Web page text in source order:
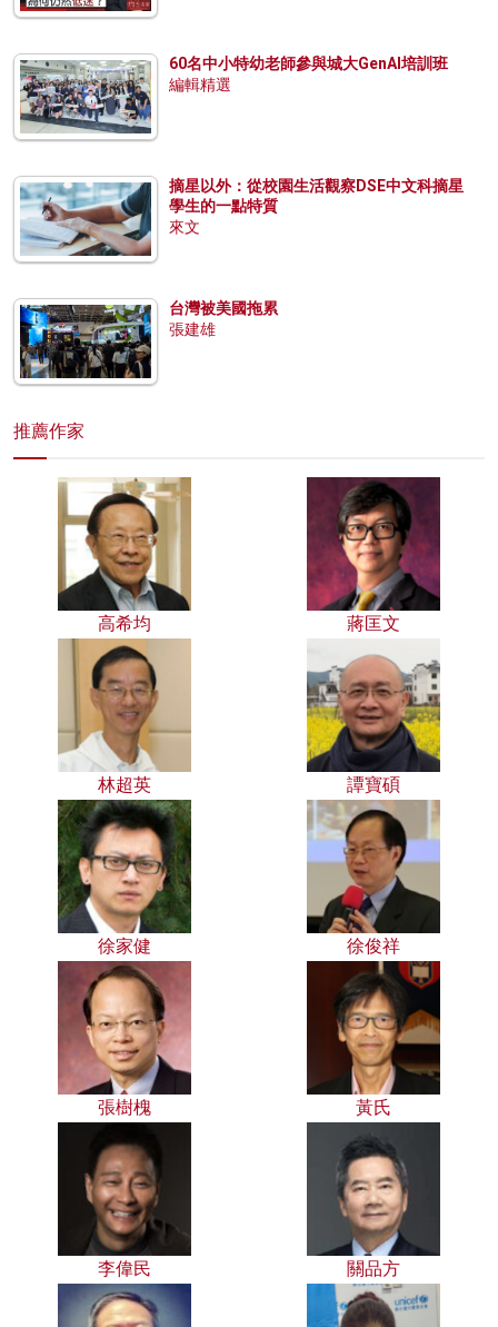
60名中小特幼老師參與城大GenAI培訓班
編輯精選
摘星以外：從校園生活觀察DSE中文科摘星
學生的一點特質
來文
台灣被美國拖累
張建雄
推薦作家
高希均 蔣匡文
林超英 譚寶碩
徐家健 徐俊祥
張樹槐 黃氏
李偉民 關品方